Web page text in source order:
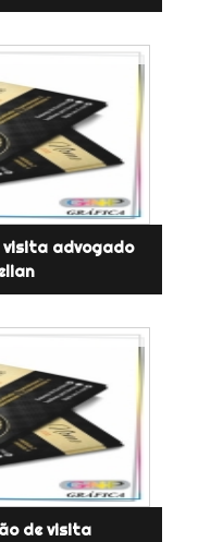
advogado
de visita